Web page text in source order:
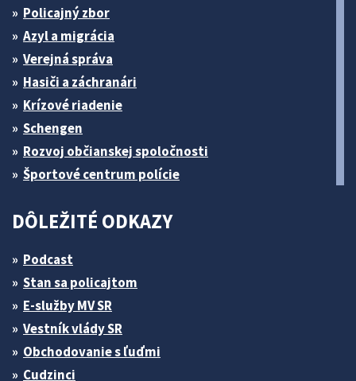
Policajný zbor
Azyl a migrácia
Verejná správa
Hasiči a záchranári
Krízové riadenie
Schengen
Rozvoj občianskej spoločnosti
Športové centrum polície
DÔLEŽITÉ ODKAZY
Podcast
Stan sa policajtom
E-služby MV SR
Vestník vlády SR
Obchodovanie s ľuďmi
Cudzinci